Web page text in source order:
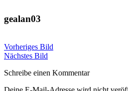
gealan03
Vorheriges Bild
Nächstes Bild
Schreibe einen Kommentar